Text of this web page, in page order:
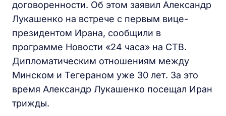
договоренности. Об этом заявил Александр
Лукашенко на встрече с первым вице-
президентом Ирана, сообщили в
программе Новости «24 часа» на СТВ.
Дипломатическим отношениям между
Минском и Тегераном уже 30 лет. За это
время Александр Лукашенко посещал Иран
трижды.